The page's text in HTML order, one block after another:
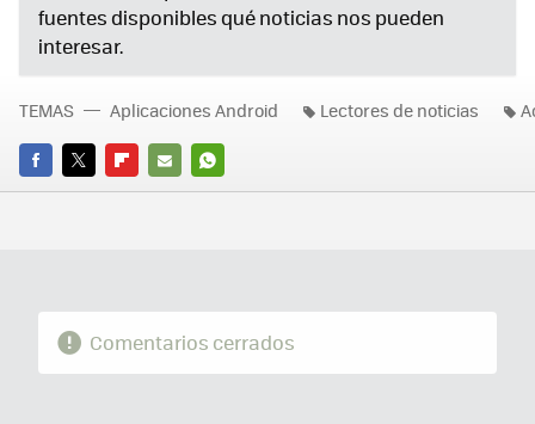
fuentes disponibles qué noticias nos pueden
interesar.
FACEBOOK
TWITTERFLIPBOARD
E-
WHATSAPP
TEMAS Aplicaciones Android Lectores de noticias
Comentarios cerrados